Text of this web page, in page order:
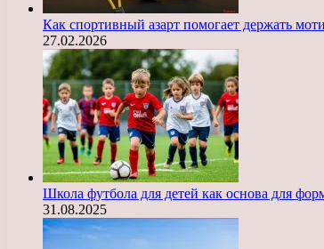
Как спортивный азарт помогает держать
27.02.2026
Школа футбола для детей как основа для
31.08.2025